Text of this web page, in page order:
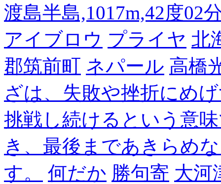
渡島半島,1017m,42度02
アイブロウ プライヤ 北
郡筑前町 ネパール 高橋
ざは、失敗や挫折にめ
挑戦し続けるという意
き、最後まであきらめ
す。
何だか 勝句寄 大河